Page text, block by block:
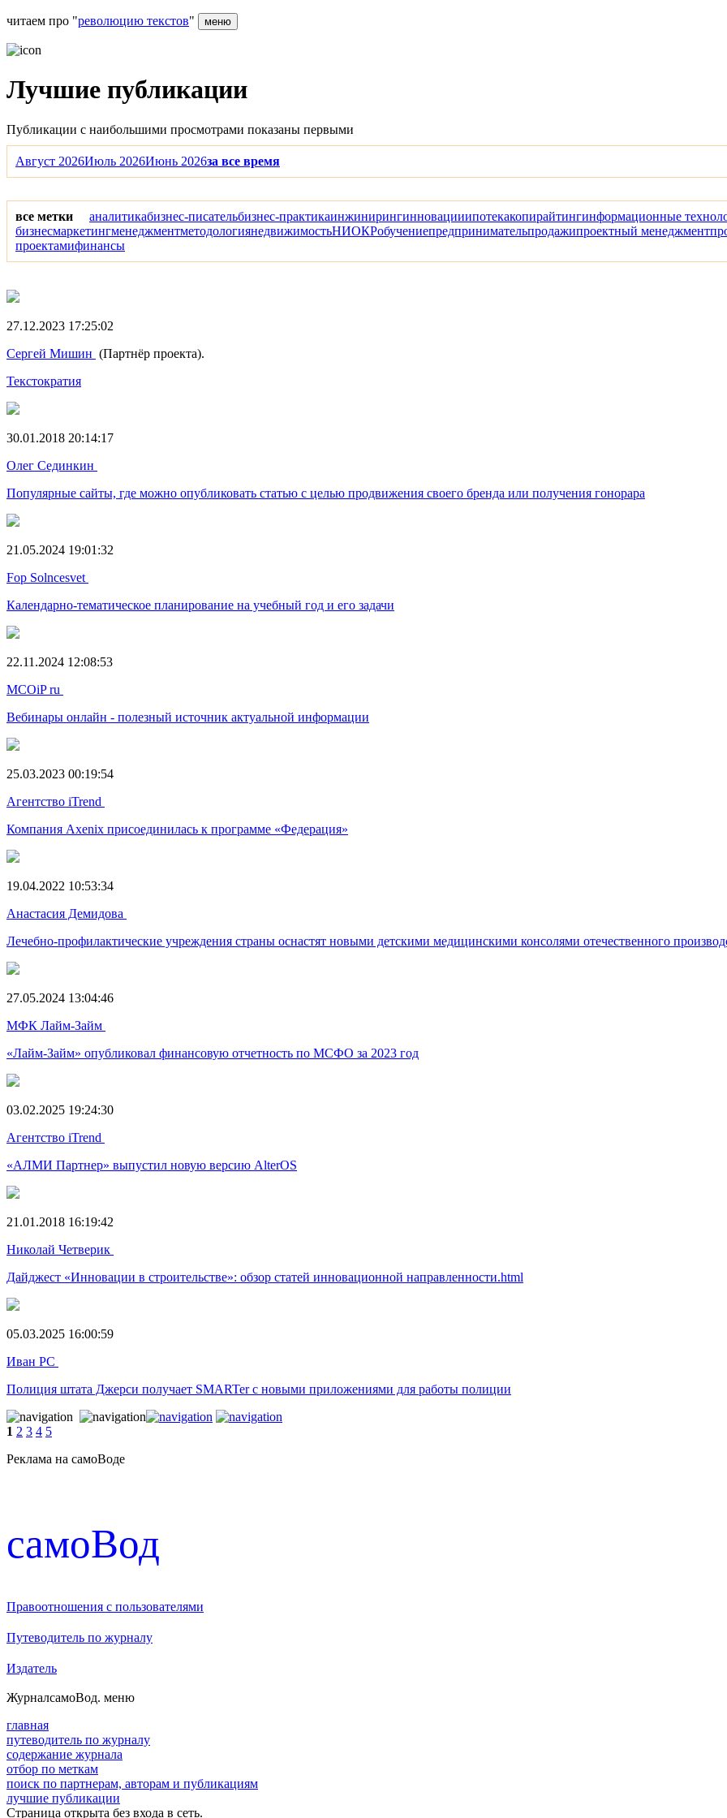
читаем про "революцию текстов" меню
Лучшие публикации
Публикации с наибольшими просмотрами показаны первыми
Август 2026Июль 2026Июнь 2026за все время
все метки аналитикабизнес-писательбизнес-практикаинжинирингинновацииипотекакопирайтингинформационные
бизнесмаркетингменеджментметодологиянедвижимостьНИОКРобучениепредпринимательпродажипроектный менеджмент
проектамифинансы
27.12.2023 17:25:02
Сергей Мишин (Партнёр проекта).
Текстократия
30.01.2018 20:14:17
Олег Сединкин
Популярные сайты, где можно опубликовать статью с целью продвижения своего бренда или получения гонорара
21.05.2024 19:01:32
Fop Solncesvet
Календарно-тематическое планирование на учебный год и его задачи
22.11.2024 12:08:53
MCOiP ru
Вебинары онлайн - полезный источник актуальной информации
25.03.2023 00:19:54
Агентство iTrend
Компания Axenix присоединилась к программе «Федерация»
19.04.2022 10:53:34
Анастасия Демидова
Лечебно-профилактические учреждения страны оснастят новыми детскими медицинскими консолями отечественного
27.05.2024 13:04:46
МФК Лайм-Займ
«Лайм-Займ» опубликовал финансовую отчетность по МСФО за 2023 год
03.02.2025 19:24:30
Агентство iTrend
«АЛМИ Партнер» выпустил новую версию AlterOS
21.01.2018 16:19:42
Николай Четверик
Дайджест «Инновации в строительстве»: обзор статей инновационной направленности.html
05.03.2025 16:00:59
Иван РС
Полиция штата Джерси получает SMARTer с новыми приложениями для работы полиции
1 2 3 4 5
Реклама на самоВоде
cамоВод
Правоотношения с пользователями
Путеводитель по журналу
Издатель
ЖурналсамоВод. меню
главная
путеводитель по журналу
содержание журнала
отбор по меткам
поиск по партнерам, авторам и публикациям
лучшие публикации
Страница открыта без входа в сеть.